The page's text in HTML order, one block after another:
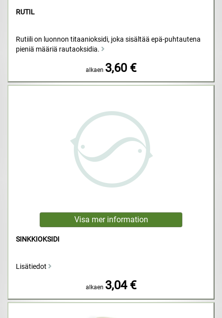
RUTIL
Rutiili on luonnon titaanioksidi, joka sisältää epä-puhtautena
pieniä määriä rautaoksidia.
alkaen 3,60 €
SINKKIOKSIDI
Lisätiedot
alkaen 3,04 €